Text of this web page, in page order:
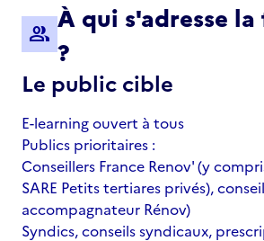
group
À qui s'adresse
?
Le public cible
E-learning ouvert à tous
Publics prioritaires :
Conseillers France Renov' (y
SARE Petits tertiares privés),
accompagnateur Rénov)
Syndics, conseils syndicaux,